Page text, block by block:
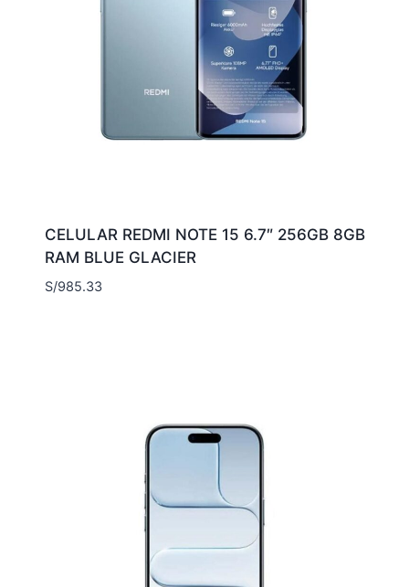
CELULAR REDMI NOTE 15 6.7″ 256GB 8GB
RAM BLUE GLACIER
S/985.33